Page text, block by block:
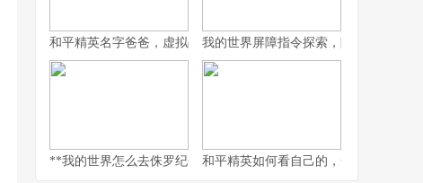
和平精英名字爸爸，虚拟战场上的情感符号我的世界屏障指令探索，隐形墙壁的创
**我的世界怎么去侏罗纪公园，穿梭时空的驯龙之旅**
和平精英如何看自己的，一场沉浸式的